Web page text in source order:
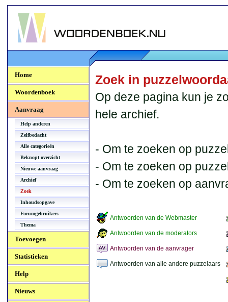
Woordenboek.NU
Home
Woordenboek
Aanvraag
Help anderen
Zelfbedacht
Alle categorieën
Beknopt overzicht
Nieuwe aanvraag
Archief
Zoek
Inhoudsopgave
Forumgebruikers
Thema
Toevoegen
Statistieken
Help
Nieuws
Zoek in
Op deze pagina kun je
hele archief.
- Om te zoeken op
- Om te zoeken op
- Om te zoeken op
Antwoorden van de Webmaster
Antwoorden van de moderators
Antwoorden van de aanvrager
Antwoorden van alle andere puzzelaars